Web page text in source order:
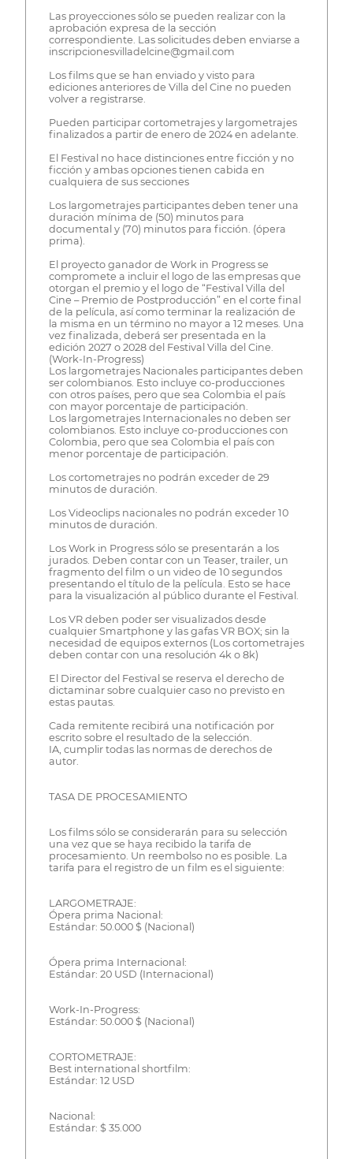
Las proyecciones sólo se pueden realizar con la
aprobación expresa de la sección
correspondiente. Las solicitudes deben enviarse a
inscripcionesvilladelcine@gmail.com
Los films que se han enviado y visto para
ediciones anteriores de Villa del Cine no pueden
volver a registrarse.
Pueden participar cortometrajes y largometrajes
finalizados a partir de enero de 2024 en adelante.
El Festival no hace distinciones entre ficción y no
ficción y ambas opciones tienen cabida en
cualquiera de sus secciones
Los largometrajes participantes deben tener una
duración mínima de (50) minutos para
documental y (70) minutos para ficción. (ópera
prima).
El proyecto ganador de Work in Progress se
compromete a incluir el logo de las empresas que
otorgan el premio y el logo de “Festival Villa del
Cine – Premio de Postproducción” en el corte final
de la película, así como terminar la realización de
la misma en un término no mayor a 12 meses. Una
vez finalizada, deberá ser presentada en la
edición 2027 o 2028 del Festival Villa del Cine.
(Work-In-Progress)
Los largometrajes Nacionales participantes deben
ser colombianos. Esto incluye co-producciones
con otros países, pero que sea Colombia el país
con mayor porcentaje de participación.
Los largometrajes Internacionales no deben ser
colombianos. Esto incluye co-producciones con
Colombia, pero que sea Colombia el país con
menor porcentaje de participación.
Los cortometrajes no podrán exceder de 29
minutos de duración.
Los Videoclips nacionales no podrán exceder 10
minutos de duración.
Los Work in Progress sólo se presentarán a los
jurados. Deben contar con un Teaser, trailer, un
fragmento del film o un video de 10 segundos
presentando el título de la película. Esto se hace
para la visualización al público durante el Festival.
Los VR deben poder ser visualizados desde
cualquier Smartphone y las gafas VR BOX; sin la
necesidad de equipos externos (Los cortometrajes
deben contar con una resolución 4k o 8k)
El Director del Festival se reserva el derecho de
dictaminar sobre cualquier caso no previsto en
estas pautas.
Cada remitente recibirá una notificación por
escrito sobre el resultado de la selección.
IA, cumplir todas las normas de derechos de
autor.
TASA DE PROCESAMIENTO
Los films sólo se considerarán para su selección
una vez que se haya recibido la tarifa de
procesamiento. Un reembolso no es posible. La
tarifa para el registro de un film es el siguiente:
LARGOMETRAJE:
Ópera prima Nacional:
Estándar: 50.000 $ (Nacional)
Ópera prima Internacional:
Estándar: 20 USD (Internacional)
Work-In-Progress:
Estándar: 50.000 $ (Nacional)
CORTOMETRAJE:
Best international shortfilm:
Estándar: 12 USD
Nacional:
Estándar: $ 35.000